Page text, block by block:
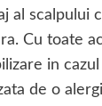
al scalpului
Cu toate
in
de o